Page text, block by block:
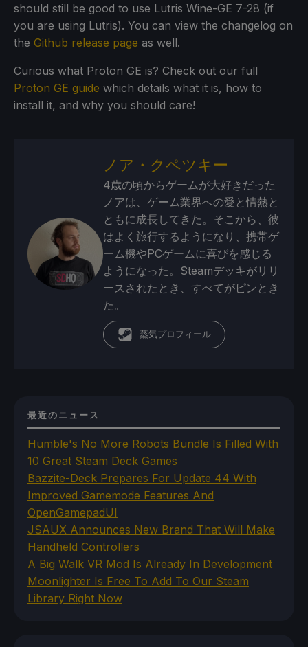
should still be good to use Lutris Wine-GE 7-28 (if
you are using Lutris). You can view the changelog on
the Github release page as well.
Curious what Proton GE is? Check out our full
Proton GE guide which details what it is, how to
install it, and why you should care!
ノア・クペツキー
4歳の頃からゲームが大好きだった
ノアは、ゲーム業界への愛と情熱と
ともに成長してきた。そこから、彼
はよく旅行するようになり、携帯ゲ
ーム機やPCゲームに喜びを感じる
ようになった。Steamデッキがリリ
ースされたとき、すべてがピンとき
た。
蒸気プロフィール
最近のニュース
Humble's No More Robots Bundle Is Filled With
10 Great Steam Deck Games
Bazzite-Deck Prepares For Update 44 With
Improved Gamemode Features And
OpenGamepadUI
JSAUX Announces New Brand That Will Make
Handheld Controllers
A Big Walk VR Mod Is Already In Development
Moonlighter Is Free To Add To Our Steam
Library Right Now